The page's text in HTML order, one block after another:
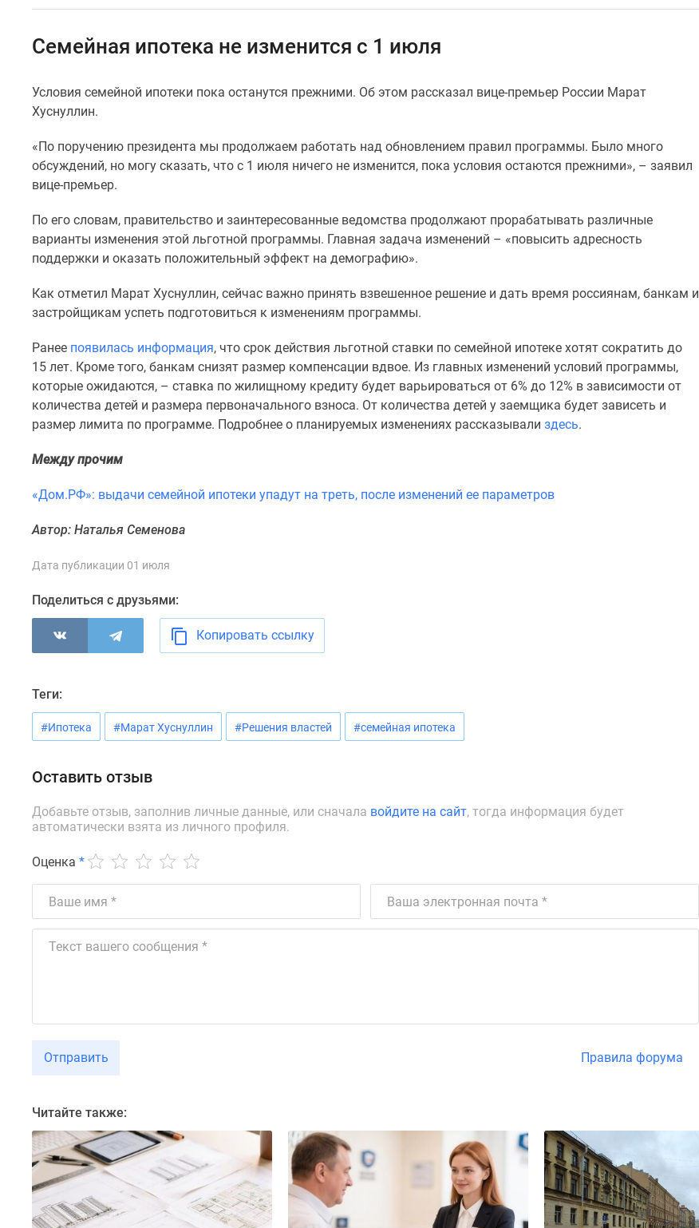
авторы
Специальные
предложения
Апартаменты
Готовые
комнатные
Военная
Новостройки
Петербурга
новостроек
ипотека
Панорамы
комнатные
Субсидированная
застройщиком
эксперта
Студии
калькулятор
Новостройки
области
Квартиры
скидками
Новостройки
класса
Санкт-
Петербурге
Коттеджные
поселки
Ленинградской
Семейная ипотека не изменится с 1 июля
Условия семейной ипотеки пока останутся прежними. Об этом рассказал вице-премьер России Марат
Хуснуллин.
«По поручению президента мы продолжаем работать над обновлением правил программы. Было много
обсуждений, но могу сказать, что с 1 июля ничего не изменится, пока условия остаются прежними», – заявил
вице-премьер.
По его словам, правительство и заинтересованные ведомства продолжают прорабатывать различные
варианты изменения этой льготной программы. Главная задача изменений – «повысить адресность
поддержки и оказать положительный эффект на демографию».
Как отметил Марат Хуснуллин, сейчас важно принять взвешенное решение и дать время россиянам, банкам и
застройщикам успеть подготовиться к изменениям программы.
Ранее появилась информация, что срок действия льготной ставки по семейной ипотеке хотят сократить до
15 лет. Кроме того, банкам снизят размер компенсации вдвое. Из главных изменений условий программы,
которые ожидаются, – ставка по жилищному кредиту будет варьироваться от 6% до 12% в зависимости от
количества детей и размера первоначального взноса. От количества детей у заемщика будет зависеть и
размер лимита по программе. Подробнее о планируемых изменениях рассказывали здесь.
Между прочим
«Дом.РФ»: выдачи семейной ипотеки упадут на треть, после изменений ее параметров
Автор: Наталья Семенова
Дата публикации 01 июля
Поделиться с друзьями:
Копировать ссылку
Теги:
#Ипотека #Марат Хуснуллин #Решения властей #семейная ипотека
Оставить отзыв
Добавьте отзыв, заполнив личные данные, или сначала войдите на сайт, тогда информация будет
автоматически взята из личного профиля.
Оценка *
Отправить Правила форума
Читайте также: